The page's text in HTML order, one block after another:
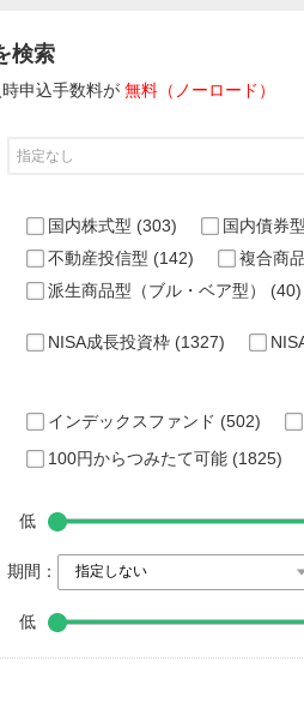
検索
申込手数料が 無料（ノーロード）
国内株式型 (303)
国内債券
不動産投信型 (142)
複合商
派生商品型（ブル・ベア型）
(40)
NISA成長投資枠 (1327)
インデックスファンド (502)
100円からつみたて可能 (1825)
低
期間：
低